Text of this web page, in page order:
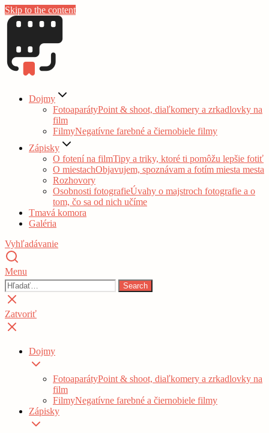
Skip to the content
Dojmy
FotoaparátyPoint & shoot, diaľkomery a zrkadlovky na
film
FilmyNegatívne farebné a čiernobiele filmy
Zápisky
O fotení na filmTipy a triky, ktoré ti pomôžu lepšie fotiť
O miestachObjavujem, spoznávam a fotím miesta mesta
Rozhovory
Osobnosti fotografieÚvahy o majstroch fotografie a o
tom, čo sa od nich učíme
Tmavá komora
Galéria
Vyhľadávanie
Menu
Hľadať:
Search
Zatvoriť
Zatvoriť
Dojmy
Show
menu FotoaparátyPoint & shoot, diaľkomery a zrkadlovky na
film
FilmyNegatívne farebné a čiernobiele filmy
Zápisky
Show